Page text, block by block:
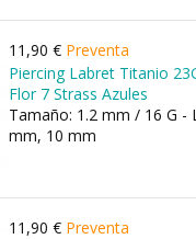
11,90 € Preventa
Piercing Labret Titanio
Flor 7 Strass Azules
Tamaño: 1.2 mm / 16 G -
mm, 10 mm
11,90 € Preventa